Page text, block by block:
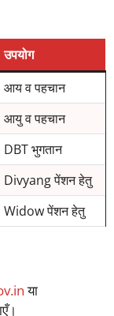
उपयोग
आय व पहचान
आयु व पहचान
DBT भुगतान
Divyang पेंशन हेतु
Widow पेंशन हेतु
या